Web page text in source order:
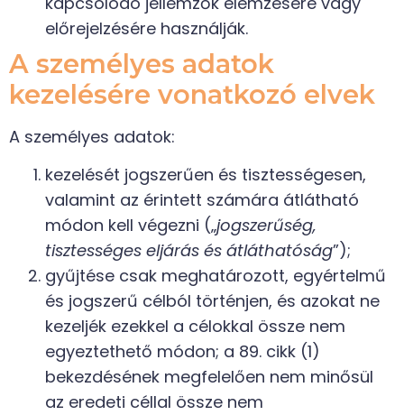
előrejelzésére használják.
A személyes adatok
kezelésére vonatkozó elvek
A személyes adatok:
kezelését jogszerűen és tisztességesen,
valamint az érintett számára átlátható
módon kell végezni („jogszerűség,
tisztességes eljárás és átláthatóság”);
gyűjtése csak meghatározott, egyértelmű
és jogszerű célból történjen, és azokat ne
kezeljék ezekkel a célokkal össze nem
egyeztethető módon; a 89. cikk (1)
bekezdésének megfelelően nem minősül
az eredeti céllal össze nem